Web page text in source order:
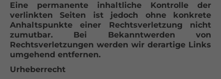
Eine permanente inhaltliche Kontrolle der
verlinkten Seiten ist jedoch ohne konkrete
Anhaltspunkte einer Rechtsverletzung nicht
zumutbar. Bei Bekanntwerden von
Rechtsverletzungen werden wir derartige Links
umgehend entfernen.
Urheberrecht